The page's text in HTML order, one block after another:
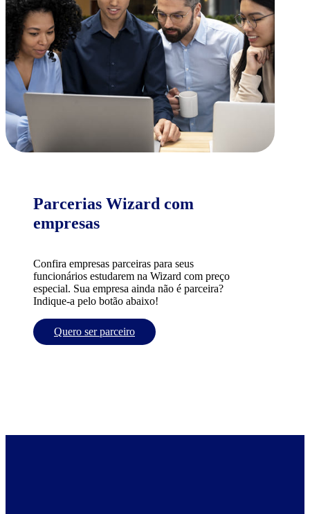
Parcerias Wizard com
empresas
Confira empresas parceiras para seus
funcionários estudarem na Wizard com preço
especial. Sua empresa ainda não é parceira?
Indique-a pelo botão abaixo!
Quero ser parceiro